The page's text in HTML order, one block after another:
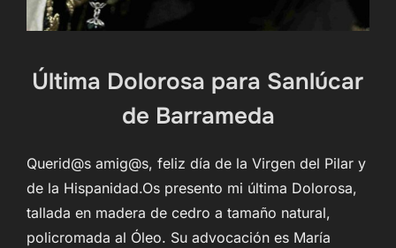
Última Dolorosa para Sanlúcar
de Barrameda
Querid@s amig@s, feliz día de la Virgen del Pilar y
de la Hispanidad.Os presento mi última Dolorosa,
tallada en madera de cedro a tamaño natural,
policromada al Óleo. Su advocación es María